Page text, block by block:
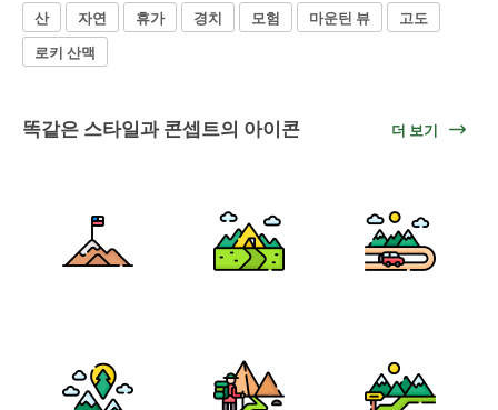
산 자연 휴가 경치 모험 마운틴 뷰
고도
로키 산맥
똑같은 스타일과 콘셉트의 아이콘 더 보기